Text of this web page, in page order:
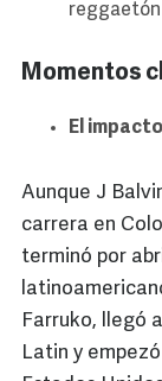
reggaetón
Momentos
El
Aunque J
carrera en
terminó por
Farruko, llegó
Latin y